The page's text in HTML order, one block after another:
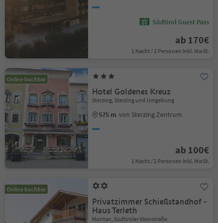
Südtirol Guest Pass
ab 170€
1 Nacht / 2 Personen Inkl. MwSt.
Online buchbar
Hotel Goldenes Kreuz
Sterzing, Sterzing und Umgebung
575 m von Sterzing Zentrum
ab 100€
1 Nacht / 2 Personen Inkl. MwSt.
Online buchbar
Privatzimmer Schießstandhof -
Haus Terleth
Montan, Südtiroler Weinstraße